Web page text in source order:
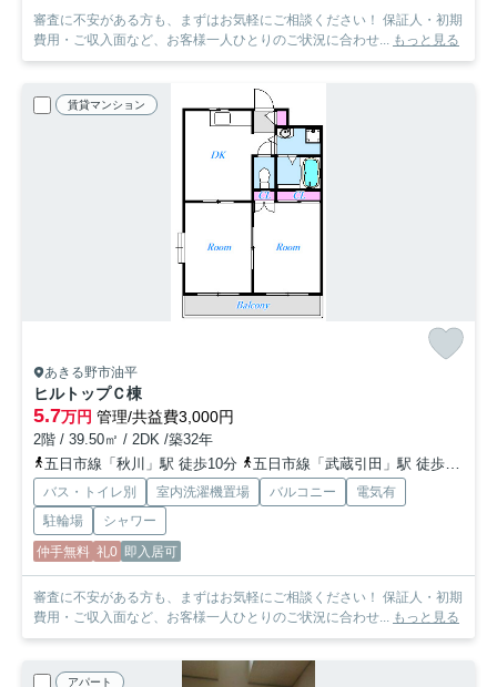
審査に不安がある方も、まずはお気軽にご相談ください！ 保証人・初期
費用・ご収入面など、お客様一人ひとりのご状況に合わせ...
もっと見る
賃貸マンション
あきる野市油平
ヒルトップＣ棟
5.7万円 管理/共益費3,000円
2階 / 39.50㎡ / 2DK /築32年
五日市線「秋川」駅 徒歩10分
五日市線「武蔵引田」駅 徒歩27分
バス・トイレ別 室内洗濯機置場 バルコニー
電気有
駐輪場
シャワー
仲手無料 礼0 即入居可
審査に不安がある方も、まずはお気軽にご相談ください！ 保証人・初期
費用・ご収入面など、お客様一人ひとりのご状況に合わせ... もっと見る
アパート